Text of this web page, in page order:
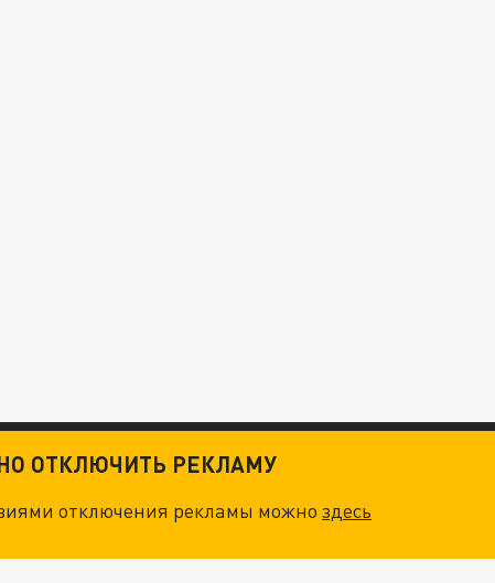
ОТКЛЮЧИТЬ РЕКЛАМУ
отключения рекламы можноздесь